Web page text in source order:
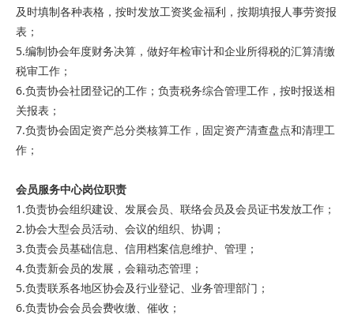
及时填制各种表格，按时发放工资奖金福利，按期填报人事劳资报
表；
5.编制协会年度财务决算，做好年检审计和企业所得税的汇算清缴
税审工作；
6.负责协会社团登记的工作；负责税务综合管理工作，按时报送相
关报表；
7.负责协会固定资产总分类核算工作，固定资产清查盘点和清理工
作；
会员服务中心岗位职责
1.负责协会组织建设、发展会员、联络会员及会员证书发放工作；
2.协会大型会员活动、会议的组织、协调；
3.负责会员基础信息、信用档案信息维护、管理；
4.负责新会员的发展，会籍动态管理；
5.负责联系各地区协会及行业登记、业务管理部门；
6.负责协会会员会费收缴、催收；